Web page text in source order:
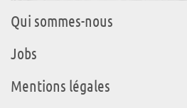
Qui sommes-nous
Jobs
Mentions légales